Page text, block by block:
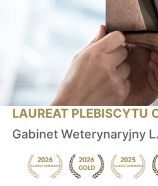
LAUREAT PLEBISCYTU
Gabinet Weterynaryjny